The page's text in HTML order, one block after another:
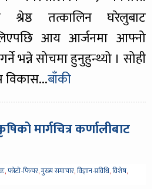
श्रेष्ठ तत्कालिन घरेलुबाट
आय आर्जनमा आफ्नो
भन्ने सोचमा हुनुहुन्थ्यो । सोही
विकास...बाँकी
मार्गचित्र कर्णालीबाट
,फोटो-फिचर,मुख्य समाचार,विज्ञान-प्रविधि,विशेष,